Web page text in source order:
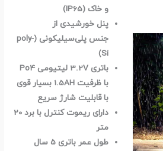
و خاک (IP65)
پنل خورشیدی از
جنس پلی‌سیلیکونی (poly-
Si)
باترى 3.2V لیتیومی Po4
با ظرفیت 1.5AH بسیار قوی
با قابلیت شارژ سریع
دارای ریموت کنترل با برد 20
متر
طول عمر باتری 5 سال